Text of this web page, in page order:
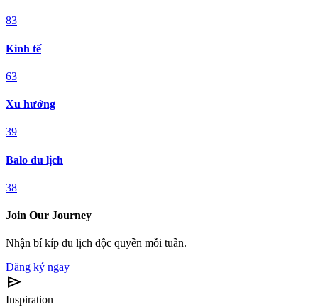
83
Kinh tế
63
Xu hướng
39
Balo du lịch
38
Join Our Journey
Nhận bí kíp du lịch độc quyền mỗi tuần.
Đăng ký ngay
send
Inspiration